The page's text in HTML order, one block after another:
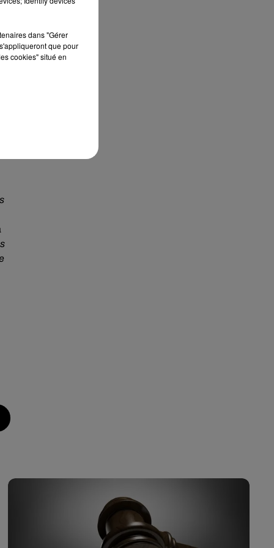
dans "Gérer
que pour
cookies" situé en